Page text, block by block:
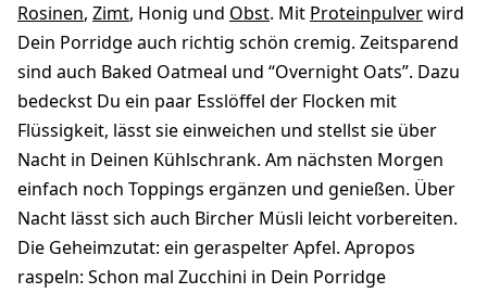
Rosinen, Zimt, Honig und Obst. Mit Proteinpulverwird
Dein Porridge auch richtig schön cremig. Zeitsparend
sind auch Baked Oatmeal und “Overnight Oats”. Dazu
bedeckst Du ein paar Esslöffel der Flocken mit
Flüssigkeit, lässt sie einweichen und stellst sie über
Nacht in Deinen Kühlschrank. Am nächsten Morgen
einfach noch Toppings ergänzen und genießen. Über
Nacht lässt sich auch Bircher Müsli leicht vorbereiten.
Die Geheimzutat: ein geraspelter Apfel. Apropos
raspeln: Schon mal Zucchini in Dein Porridge